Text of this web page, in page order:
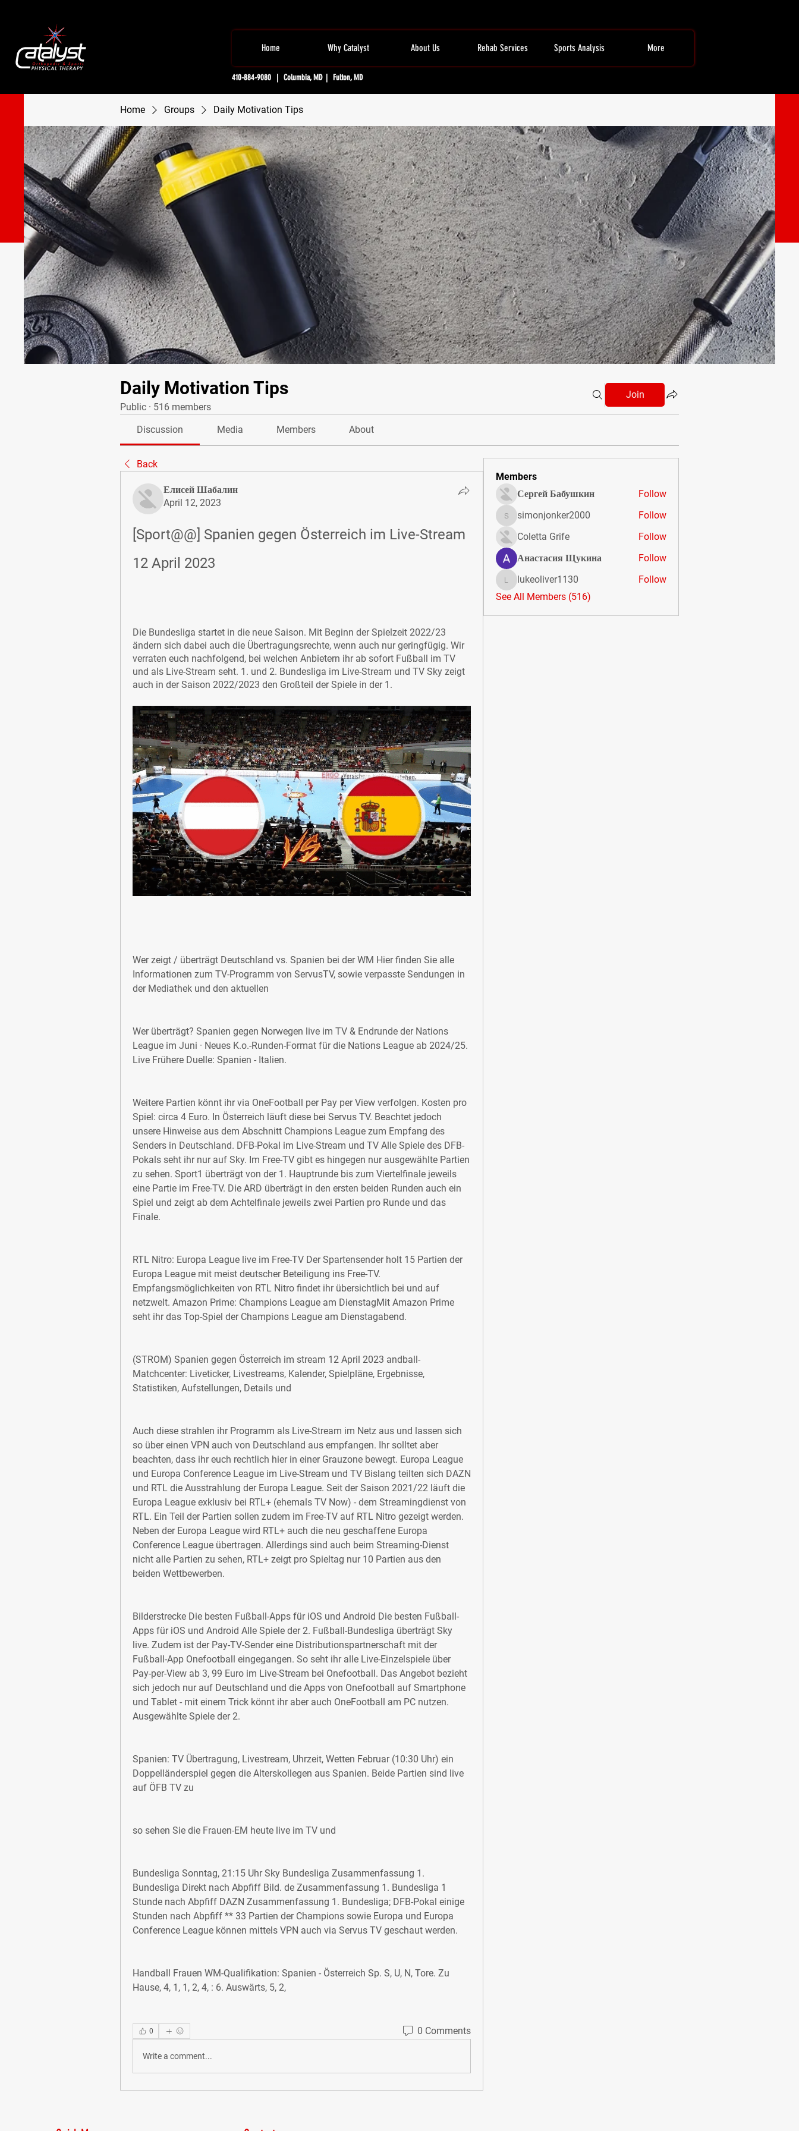
Home Why Catalyst About Us Rehab Services Sports Analysis More
410-884-9080 | Columbia, MD | Fulton, MD
Home Groups Daily Motivation Tips
Daily Motivation Tips
Public · 516 members
Join
Discussion Media Members About
Back
Елисей Шабалин
April 12, 2023
[Sport@@] Spanien gegen Österreich im Live-Stream
12 April 2023
Die Bundesliga startet in die neue Saison. Mit Beginn der Spielzeit 2022/23
ändern sich dabei auch die Übertragungsrechte, wenn auch nur geringfügig. Wir
verraten euch nachfolgend, bei welchen Anbietern ihr ab sofort Fußball im TV
und als Live-Stream seht. 1. und 2. Bundesliga im Live-Stream und TV Sky zeigt
auch in der Saison 2022/2023 den Großteil der Spiele in der 1.
Wer zeigt / überträgt Deutschland vs. Spanien bei der WM Hier finden Sie alle
Informationen zum TV-Programm von ServusTV, sowie verpasste Sendungen in
der Mediathek und den aktuellen
Wer überträgt? Spanien gegen Norwegen live im TV & Endrunde der Nations
League im Juni · Neues K.o.-Runden-Format für die Nations League ab 2024/25.
Live Frühere Duelle: Spanien - Italien.
Weitere Partien könnt ihr via OneFootball per Pay per View verfolgen. Kosten pro
Spiel: circa 4 Euro. In Österreich läuft diese bei Servus TV. Beachtet jedoch
unsere Hinweise aus dem Abschnitt Champions League zum Empfang des
Senders in Deutschland. DFB-Pokal im Live-Stream und TV Alle Spiele des DFB-
Pokals seht ihr nur auf Sky. Im Free-TV gibt es hingegen nur ausgewählte Partien
zu sehen. Sport1 überträgt von der 1. Hauptrunde bis zum Viertelfinale jeweils
eine Partie im Free-TV. Die ARD überträgt in den ersten beiden Runden auch ein
Spiel und zeigt ab dem Achtelfinale jeweils zwei Partien pro Runde und das
Finale.
RTL Nitro: Europa League live im Free-TV Der Spartensender holt 15 Partien der
Europa League mit meist deutscher Beteiligung ins Free-TV.
Empfangsmöglichkeiten von RTL Nitro findet ihr übersichtlich bei und auf
netzwelt. Amazon Prime: Champions League am DienstagMit Amazon Prime
seht ihr das Top-Spiel der Champions League am Dienstagabend.
(STROM) Spanien gegen Österreich im stream 12 April 2023 andball-
Matchcenter: Liveticker, Livestreams, Kalender, Spielpläne, Ergebnisse,
Statistiken, Aufstellungen, Details und
Auch diese strahlen ihr Programm als Live-Stream im Netz aus und lassen sich
so über einen VPN auch von Deutschland aus empfangen. Ihr solltet aber
beachten, dass ihr euch rechtlich hier in einer Grauzone bewegt. Europa League
und Europa Conference League im Live-Stream und TV Bislang teilten sich DAZN
und RTL die Ausstrahlung der Europa League. Seit der Saison 2021/22 läuft die
Europa League exklusiv bei RTL+ (ehemals TV Now) - dem Streamingdienst von
RTL. Ein Teil der Partien sollen zudem im Free-TV auf RTL Nitro gezeigt werden.
Neben der Europa League wird RTL+ auch die neu geschaffene Europa
Conference League übertragen. Allerdings sind auch beim Streaming-Dienst
nicht alle Partien zu sehen, RTL+ zeigt pro Spieltag nur 10 Partien aus den
beiden Wettbewerben.
Bilderstrecke Die besten Fußball-Apps für iOS und Android Die besten Fußball-
Apps für iOS und Android Alle Spiele der 2. Fußball-Bundesliga überträgt Sky
live. Zudem ist der Pay-TV-Sender eine Distributionspartnerschaft mit der
Fußball-App Onefootball eingegangen. So seht ihr alle Live-Einzelspiele über
Pay-per-View ab 3, 99 Euro im Live-Stream bei Onefootball. Das Angebot bezieht
sich jedoch nur auf Deutschland und die Apps von Onefootball auf Smartphone
und Tablet - mit einem Trick könnt ihr aber auch OneFootball am PC nutzen.
Ausgewählte Spiele der 2.
Spanien: TV Übertragung, Livestream, Uhrzeit, Wetten Februar (10:30 Uhr) ein
Doppelländerspiel gegen die Alterskollegen aus Spanien. Beide Partien sind live
auf ÖFB TV zu
so sehen Sie die Frauen-EM heute live im TV und
Bundesliga Sonntag, 21:15 Uhr Sky Bundesliga Zusammenfassung 1.
Bundesliga Direkt nach Abpfiff Bild. de Zusammenfassung 1. Bundesliga 1
Stunde nach Abpfiff DAZN Zusammenfassung 1. Bundesliga; DFB-Pokal einige
Stunden nach Abpfiff ** 33 Partien der Champions sowie Europa und Europa
Conference League können mittels VPN auch via Servus TV geschaut werden.
Handball Frauen WM-Qualifikation: Spanien - Österreich Sp. S, U, N, Tore. Zu
Hause, 4, 1, 1, 2, 4, : 6. Auswärts, 5, 2,
0 0 Comments
Write a comment...
Members
Сергей Бабушкин
Follow
simonjonker2000
simonjonker2000
Follow
Coletta Grife
Follow
Анастасия Щукина
Follow
lukeoliver1130
lukeoliver1130
Follow
See All Members (516)